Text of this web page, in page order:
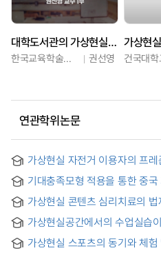
대학도서관의 가상현실 서비스 가이드라인
한국교육학술정보원 권선영 건국대학
연관학위논문
가상현실 자전거 이용자의 프
태도 및 운동지속에 미치는 영
Bicycle Users' Presence
Response, Sports Attitude
기대충족모형 적용을 통한 중
지속사용의도 : 혁신저항의 조절
가상현실 콘텐츠 심리치료의
constitutional study on
complementary and
가상현실공간에서의 수업실습
미치는 영향 = The effects of
a virtual world on pre-
가상현실 스포츠의 동기와 체